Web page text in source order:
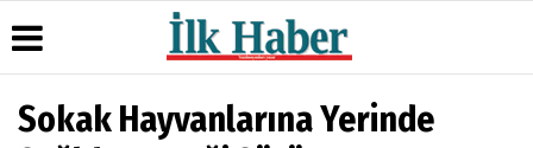
Sokak Hayvanlarına Yerinde